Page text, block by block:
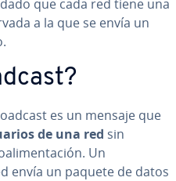
que cada red tiene una
a la que se envía un
es un mensaje que
de una red sin
Un
envía un paquete de datos